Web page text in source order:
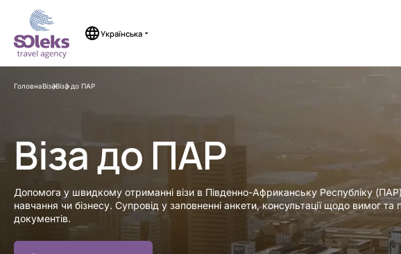
Українська
ГоловнаВізиВіза до ПАР
Віза до ПАР
Допомога у швидкому отриманні візи в Південно-Африканську Республіку
навчання чи бізнесу. Супровід у заповненні анкети, консультації щодо вимог та
документів.